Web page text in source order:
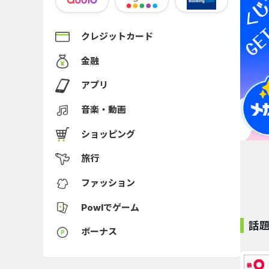
クレジットカード
金融
アプリ
音楽・動画
ショッピング
旅行
ファッション
Powlでゲーム
ボーナス 話